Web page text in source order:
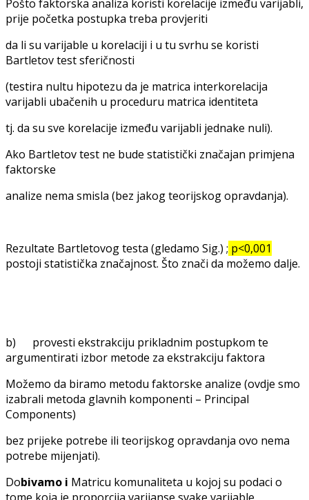
Pošto faktorska analiza koristi korelacije između varijabli,
prije početka postupka treba provjeriti
da li su varijable u korelaciji i u tu svrhu se koristi
Bartletov test sferičnosti
(testira nultu hipotezu da je matrica interkorelacija
varijabli ubačenih u proceduru matrica identiteta
tj. da su sve korelacije između varijabli jednake nuli).
Ako Bartletov test ne bude statistički značajan primjena
faktorske
analize nema smisla (bez jakog teorijskog opravdanja).
Rezultate Bartletovog testa (gledamo Sig.) ; p<0,001
postoji statistička značajnost. Što znači da možemo dalje.
b) provesti ekstrakciju prikladnim postupkom te
argumentirati izbor metode za ekstrakciju faktora
Možemo da biramo metodu faktorske analize (ovdje smo
izabrali metoda glavnih komponenti – Principal
Components)
bez prijeke potrebe ili teorijskog opravdanja ovo nema
potrebe mijenjati).
Dobivamo i Matricu komunaliteta u kojoj su podaci o